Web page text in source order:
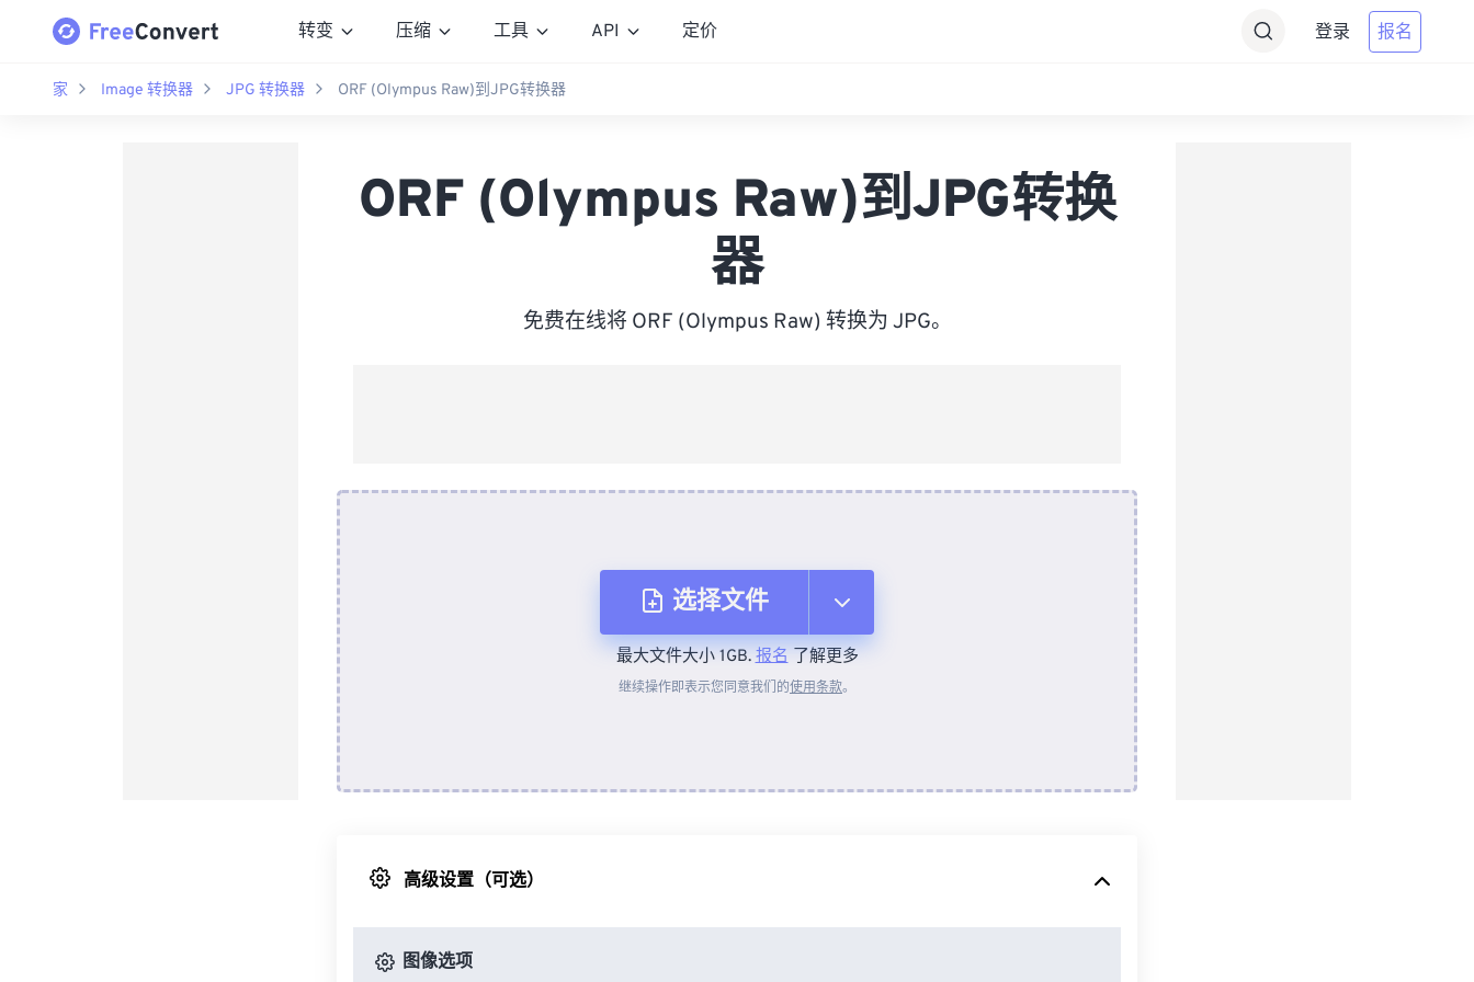
转变 压缩 工具 API 定价 登录 报名
家 Image 转换器 JPG 转换器 ORF (Olympus Raw)到JPG转换器
ORF (Olympus Raw)到JPG转换
器
免费在线将 ORF (Olympus Raw) 转换为 JPG。
选择文件
从设备
最大文件大小 1GB.报名了解更多
继续操作即表示您同意我们的使用条款。
高级设置（可选）
图像选项